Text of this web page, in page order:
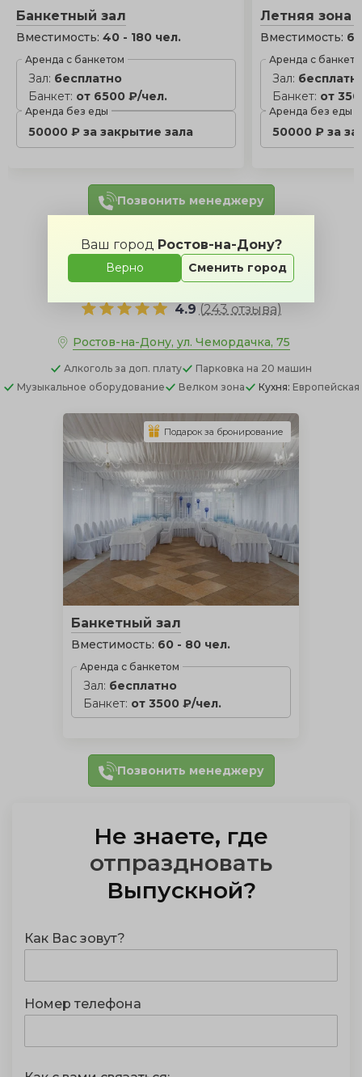
Ваш город Ростов-на-Дону?
Верно Сменить город
Банкетный зал
Вместимость: 40 - 180 чел.
Аренда с банкетом
Зал: бесплатно
Банкет: от 6500 ₽/чел.
Аренда без еды
50000 ₽ за закрытие зала
Летняя зона
Вместимость:
Аренда с
Зал:
Банкет: от
Аренда без еды
50000 ₽ за
Позвонить менеджеру
Бригантина
4.9 (243 отзыва)
Ростов-на-Дону, ул. Чемордачка, 75
Алкоголь за доп. плату Парковка на 20 машин
Музыкальное оборудование
Велком зона Кухня: Европейская
Банкетный зал
Вместимость: 60 - 80 чел.
Аренда с банкетом
Зал: бесплатно
Банкет: от 3500 ₽/чел.
Подарок за бронирование
Позвонить менеджеру
Не знаете, где
организовать
Выпускной?
Как Вас зовут?
Номер телефона